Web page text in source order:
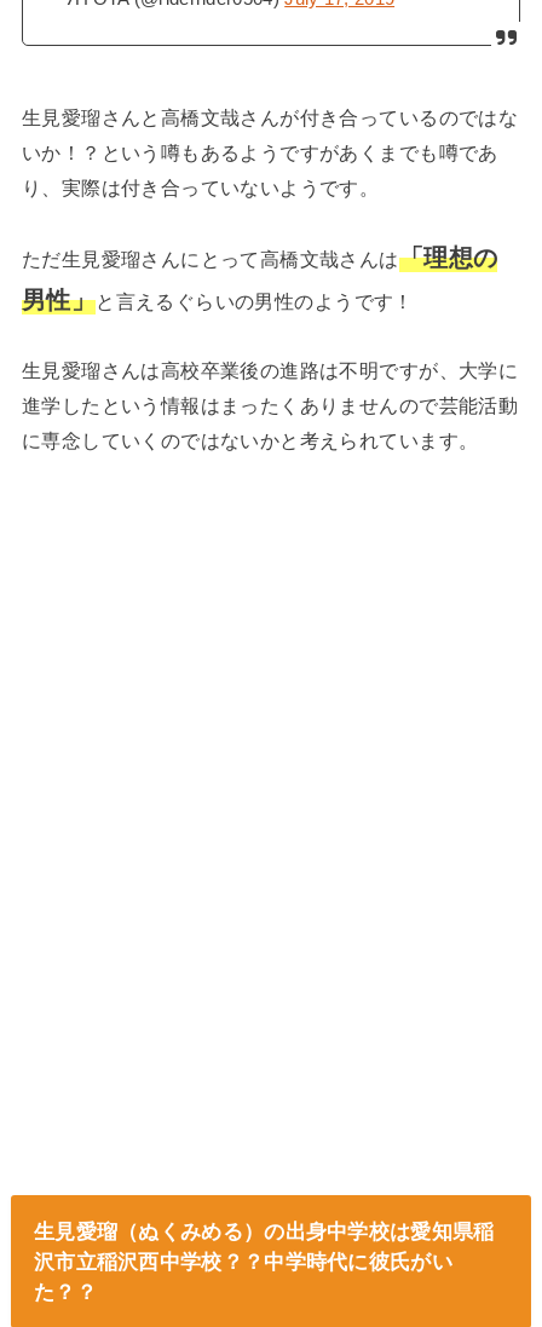
生見愛瑠さんと高橋文哉さんが付き合っているのではな
いか！？という噂もあるようですがあくまでも噂であ
り、実際は付き合っていないようです。
ただ生見愛瑠さんにとって高橋文哉さんは「理想の
男性」と言えるぐらいの男性のようです！
生見愛瑠さんは高校卒業後の進路は不明ですが、大学に
進学したという情報はまったくありませんので芸能活動
に専念していくのではないかと考えられています。
生見愛瑠（ぬくみめる）の出身中学校は愛知県稲
沢市立稲沢西中学校？？中学時代に彼氏がい
た？？